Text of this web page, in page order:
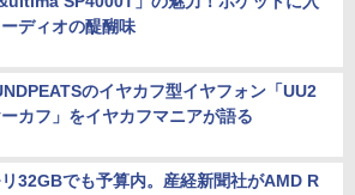
ディオの醍醐味
のイヤカフ型イヤフォン「UU2
カフ」をイヤカフマニアが語る
リ32GBでも予算内。産経新聞社がAMD R